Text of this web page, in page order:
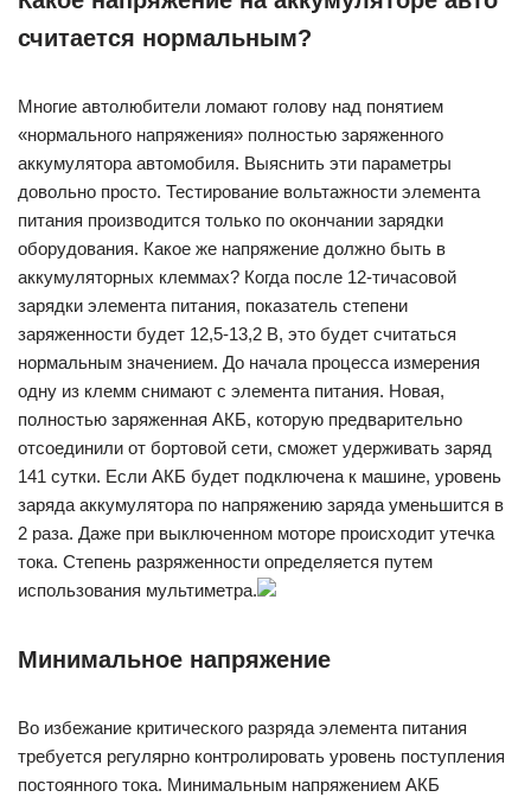
считается нормальным?
Многие автолюбители ломают голову над понятием
«нормального напряжения» полностью заряженного
аккумулятора автомобиля. Выяснить эти параметры
довольно просто. Тестирование вольтажности элемента
питания производится только по окончании зарядки
оборудования. Какое же напряжение должно быть в
аккумуляторных клеммах? Когда после 12-тичасовой
зарядки элемента питания, показатель степени
заряженности будет 12,5-13,2 В, это будет считаться
нормальным значением. До начала процесса измерения
одну из клемм снимают с элемента питания. Новая,
полностью заряженная АКБ, которую предварительно
отсоединили от бортовой сети, сможет удерживать заряд
141 сутки. Если АКБ будет подключена к машине, уровень
заряда аккумулятора по напряжению заряда уменьшится в
2 раза. Даже при выключенном моторе происходит утечка
тока. Степень разряженности определяется путем
использования мультиметра.
Минимальное напряжение
Во избежание критического разряда элемента питания
требуется регулярно контролировать уровень поступления
постоянного тока. Минимальным напряжением АКБ